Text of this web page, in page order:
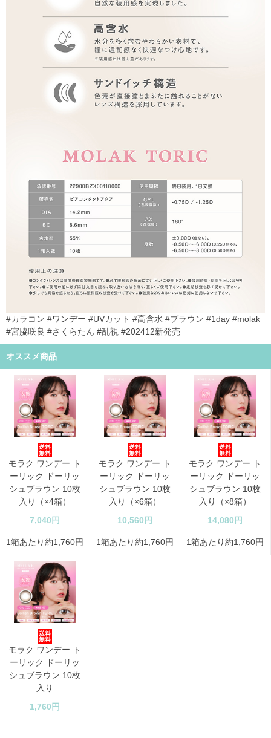
#カラコン #ワンデー #UVカット #高含水 #ブラウン #1day #molak
#宮脇咲良 #さくらたん #乱視 #202412新発売
オススメ商品
モラク ワンデー ト
ーリック ドーリッ
シュブラウン 10枚
入り（×4箱）
7,040円
1箱あたり約1,760円
モラク ワンデー ト
ーリック ドーリッ
シュブラウン 10枚
入り（×6箱）
10,560円
1箱あたり約1,760円
モラク ワンデー ト
ーリック ドーリッ
シュブラウン 10枚
入り（×8箱）
14,080円
1箱あたり約1,760円
モラク ワンデー ト
ーリック ドーリッ
シュブラウン 10枚
入り
1,760円